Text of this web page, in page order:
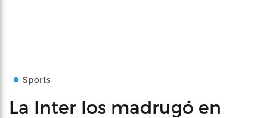
Sports
La Inter los madrugó en